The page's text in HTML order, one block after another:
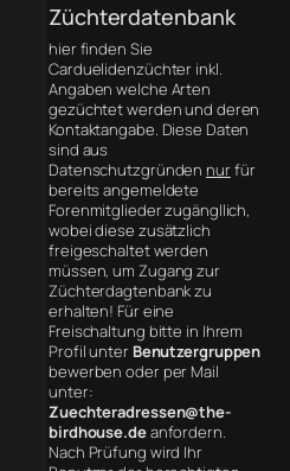
Züchterdatenbank
hier finden Sie
Carduelidenzüchter inkl.
Angaben welche Arten
gezüchtet werden und deren
Kontaktangabe. Diese Daten
sind aus
Datenschutzgründen nurfür
bereits angemeldete
Forenmitglieder zugängllich,
wobei diese zusätzlich
freigeschaltet werden
müssen, um Zugang zur
Züchterdagtenbank zu
erhalten! Für eine
Freischaltung bitte in Ihrem
Profil unter Benutzergruppen
bewerben oder per Mail
unter:
Zuechteradressen@the-
birdhouse.deanfordern.
Nach Prüfung wird Ihr